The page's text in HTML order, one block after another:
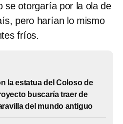
se otorgaría por la ola de
pero harían lo mismo
fríos.
la estatua del Coloso de
buscaría traer de
del mundo antiguo